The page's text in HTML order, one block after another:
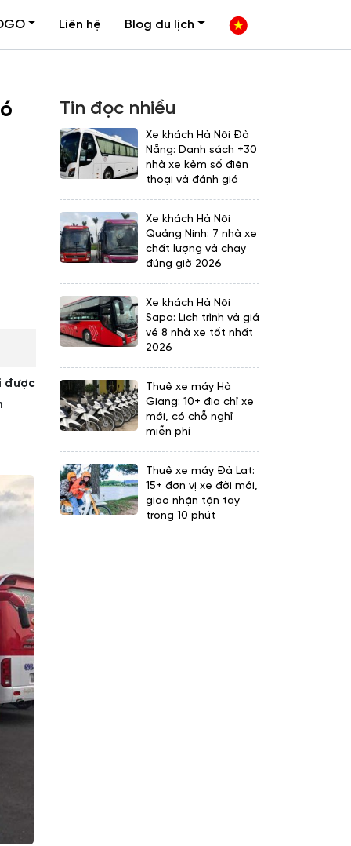
Liên hệ Blog du lịch
được
Tin đọc nhiều
Xe khách Hà Nội Đà
Nẵng: Danh sách +30
nhà xe kèm số điện
thoại và đánh giá
Xe khách Hà Nội
Quảng Ninh: 7 nhà xe
chất lượng và chạy
đúng giờ 2026
Xe khách Hà Nội
Sapa: Lịch trình và giá
vé 8 nhà xe tốt nhất
2026
Thuê xe máy Hà
Giang: 10+ địa chỉ xe
mới, có chỗ nghỉ
miễn phí
Thuê xe máy Đà Lạt:
15+ đơn vị xe đời mới,
giao nhận tận tay
trong 10 phút